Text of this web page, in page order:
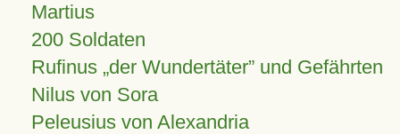
Martius
200 Soldaten
Rufinus „der Wundertäter” und Gefährten
Nilus von Sora
Peleusius von Alexandria